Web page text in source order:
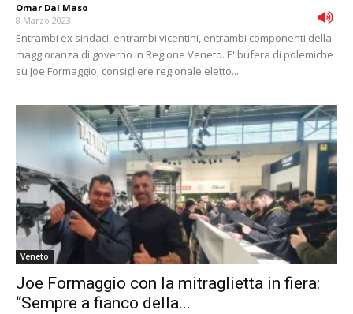
Omar Dal Maso -
8 Marzo 2023
Entrambi ex sindaci, entrambi vicentini, entrambi componenti della
maggioranza di governo in Regione Veneto. E' bufera di polemiche
su Joe Formaggio, consigliere regionale eletto...
Veneto
Joe Formaggio con la mitraglietta in fiera:
“Sempre a fianco della...